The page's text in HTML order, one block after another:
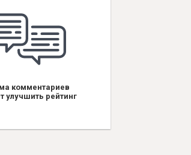
комментариев
улучшить рейтинг